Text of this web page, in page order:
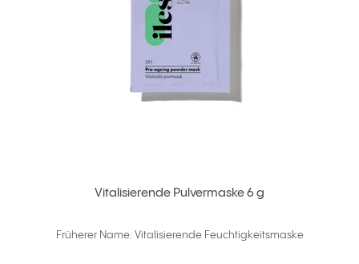
Vitalisierende Pulvermaske 6 g
Früherer Name: Vitalisierende Feuchtigkeitsmaske